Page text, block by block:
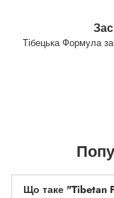
Тібецька Формула
Що таке "Tibetan